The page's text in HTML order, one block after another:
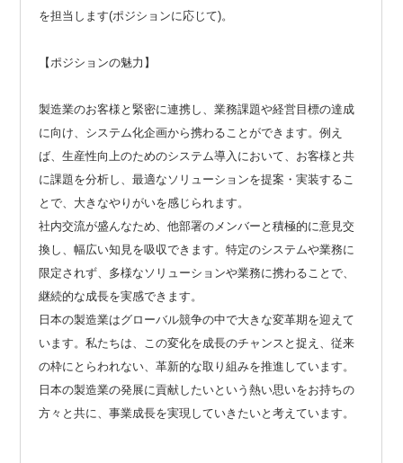
を担当します(ポジションに応じて)。
【ポジションの魅力】
製造業のお客様と緊密に連携し、業務課題や経営目標の達成
に向け、システム化企画から携わることができます。例え
ば、生産性向上のためのシステム導入において、お客様と共
に課題を分析し、最適なソリューションを提案・実装するこ
とで、大きなやりがいを感じられます。
社内交流が盛んなため、他部署のメンバーと積極的に意見交
換し、幅広い知見を吸収できます。特定のシステムや業務に
限定されず、多様なソリューションや業務に携わることで、
継続的な成長を実感できます。
日本の製造業はグローバル競争の中で大きな変革期を迎えて
います。私たちは、この変化を成長のチャンスと捉え、従来
の枠にとらわれない、革新的な取り組みを推進しています。
日本の製造業の発展に貢献したいという熱い思いをお持ちの
方々と共に、事業成長を実現していきたいと考えています。